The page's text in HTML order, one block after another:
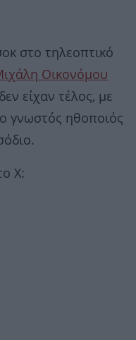
στο τηλεοπτικό
Οικονόμου
είχαν τέλος, με
γνωστός ηθοποιός
Χ: